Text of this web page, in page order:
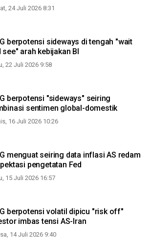
24 Juli 2026 8:31
berpotensi sideways di tengah "wait
see" arah kebijakan BI
22 Juli 2026 9:58
berpotensi "sideways" seiring
sentimen global-domestik
16 Juli 2026 10:26
menguat seiring data inflasi AS redam
pengetatan Fed
15 Juli 2026 16:57
berpotensi volatil dipicu "risk off"
imbas tensi AS-Iran
14 Juli 2026 9:40